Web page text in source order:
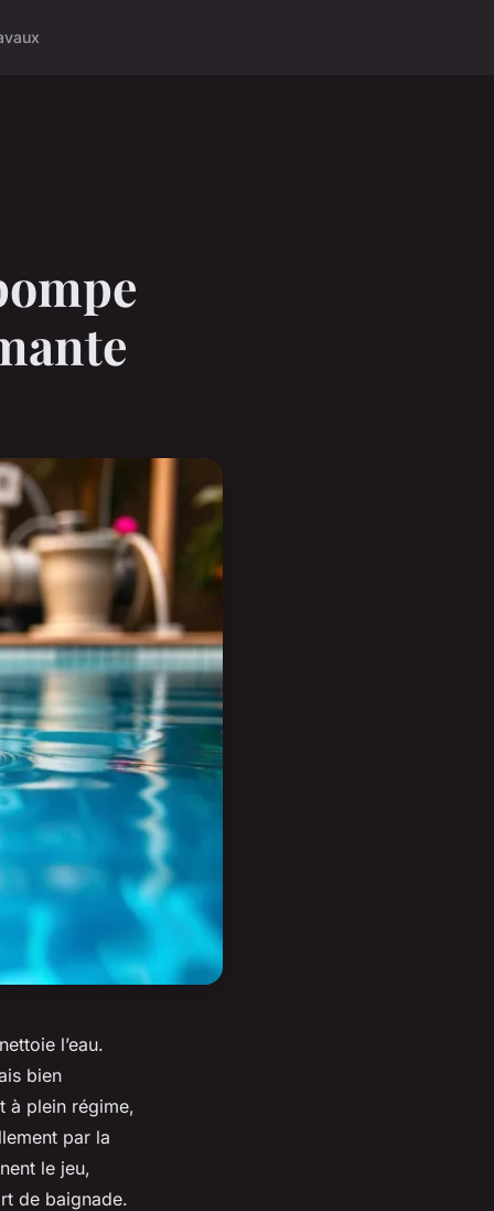
l’eau.
bien
à plein régime,
par la
le jeu,
de baignade.